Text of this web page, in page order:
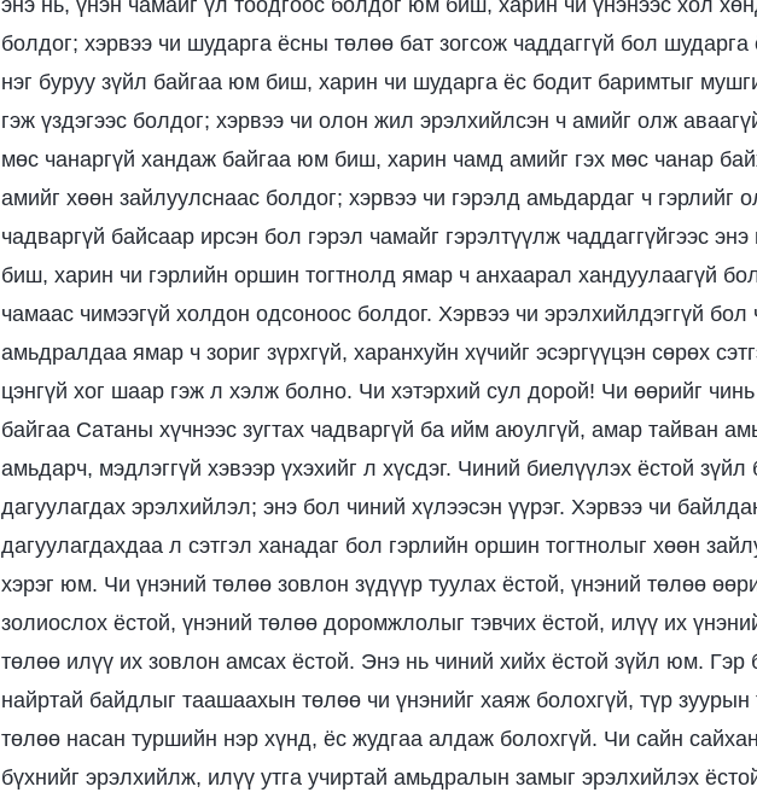
энэ нь, үнэн чамайг үл тоодгоос болдог юм биш, харин чи үнэнээс хол
болдог; хэрвээ чи шударга ёсны төлөө бат зогсож чаддаггүй бол
нэг буруу зүйл байгаа юм биш, харин чи шударга ёс бодит баримтыг
гэж үздэгээс болдог; хэрвээ чи олон жил эрэлхийлсэн ч амийг олж
мөс чанаргүй хандаж байгаа юм биш, харин чамд амийг гэх мөс чанар
амийг хөөн зайлуулснаас болдог; хэрвээ чи гэрэлд амьдардаг ч гэрлийг
чадваргүй байсаар ирсэн бол гэрэл чамайг гэрэлтүүлж чаддаггүйгээс
биш, харин чи гэрлийн оршин тогтнолд ямар ч анхаарал хандуулаагүй
чамаас чимээгүй холдон одсоноос болдог. Хэрвээ чи эрэлхийлдэггүй бол
амьдралдаа ямар ч зориг зүрхгүй, харанхуйн хүчийг эсэргүүцэн сөрөх
цэнгүй хог шаар гэж л хэлж болно. Чи хэтэрхий сул дорой! Чи өөрийг
байгаа Сатаны хүчнээс зугтах чадваргүй ба ийм аюулгүй, амар тайван
амьдарч, мэдлэггүй хэвээр үхэхийг л хүсдэг. Чиний биелүүлэх ёстой
дагуулагдах эрэлхийлэл; энэ бол чиний хүлээсэн үүрэг. Хэрвээ чи
дагуулагдахдаа л сэтгэл ханадаг бол гэрлийн оршин тогтнолыг хөөн
хэрэг юм. Чи үнэний төлөө зовлон зүдүүр туулах ёстой, үнэний төлөө
золиослох ёстой, үнэний төлөө доромжлолыг тэвчих ёстой, илүү их
төлөө илүү их зовлон амсах ёстой. Энэ нь чиний хийх ёстой зүйл юм. Гэр
найртай байдлыг таашаахын төлөө чи үнэнийг хаяж болохгүй, түр
төлөө насан туршийн нэр хүнд, ёс жудгаа алдаж болохгүй. Чи сайн
бүхнийг эрэлхийлж, илүү утга учиртай амьдралын замыг эрэлхийлэх